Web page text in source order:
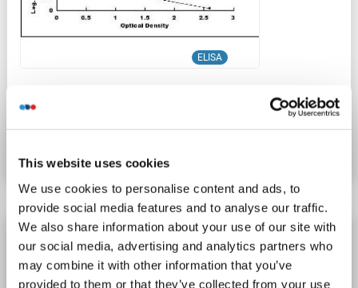
This website uses cookies
We use cookies to personalise content and ads, to
provide social media features and to analyse our traffic.
We also share information about your use of our site with
our social media, advertising and analytics partners who
may combine it with other information that you’ve
provided to them or that they’ve collected from your use
ELISA
Hemoglobin ELISA Kit
Reaktivität: Human acetylated
Colorimetric
Sandwich ELISA
15.625 pg/mL - 1000 pg/mL